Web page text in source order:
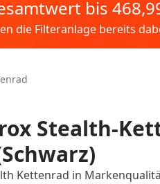
bis
die Filteranlage bereits
Stealth-
Kettenrad in